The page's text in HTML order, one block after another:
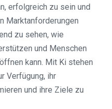
erfolgreich zu sein und
Marktanforderungen
zu sehen, wie
und Menschen
kann. Mit Ki stehen
Verfügung, ihr
und ihre Ziele zu